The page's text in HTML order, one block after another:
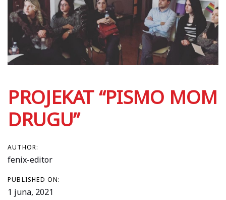
PROJEKAT “PISMO MOM
DRUGU”
AUTHOR:
fenix-editor
PUBLISHED ON:
1 juna, 2021